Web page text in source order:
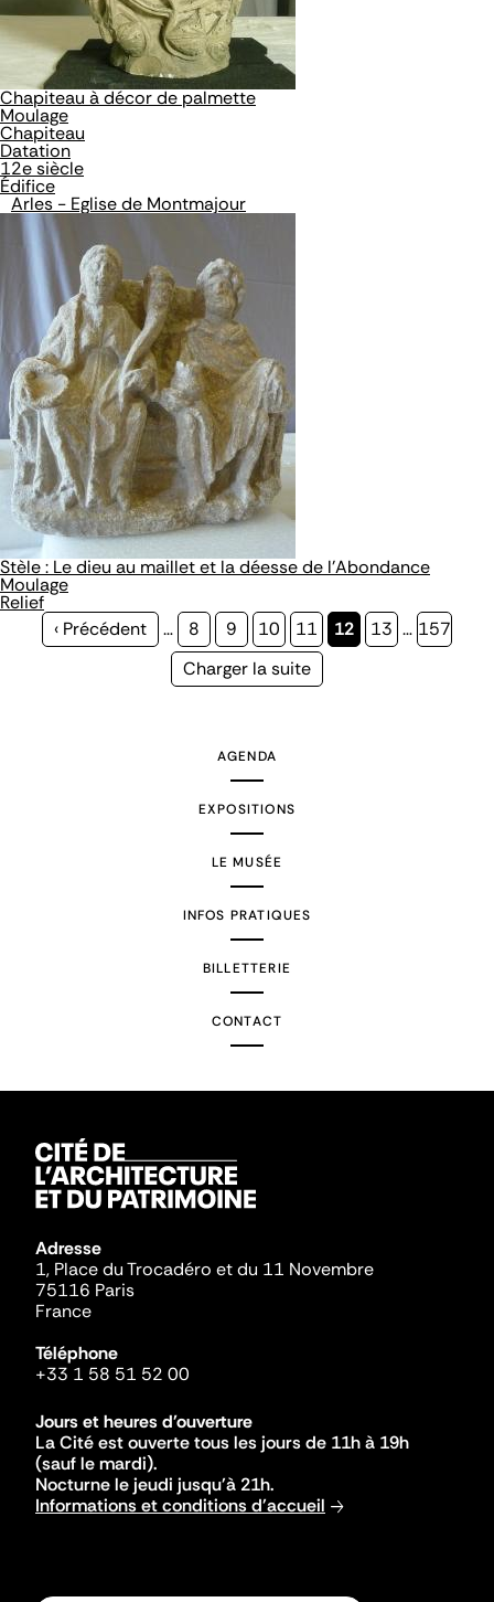
Chapiteau à décor de palmette
Moulage
Chapiteau
Datation
12e siècle
Édifice
Arles - Eglise de Montmajour
Stèle : Le dieu au maillet et la déesse de l'Abondance
Moulage
Relief
Page
‹ Précédent … Page
8 Page
9 Page
10 Page
11
Page
12 Page
13 … Page
157
Page
Charger la suite
AGENDA
EXPOSITIONS
LE MUSÉE
INFOS PRATIQUES
BILLETTERIE
CONTACT
Adresse
1, Place du Trocadéro et du 11 Novembre
75116 Paris
France
Téléphone
+33 1 58 51 52 00
Jours et heures d'ouverture
La Cité est ouverte tous les jours de 11h à 19h
(sauf le mardi).
Nocturne le jeudi jusqu'à 21h.
Informations et conditions d'accueil